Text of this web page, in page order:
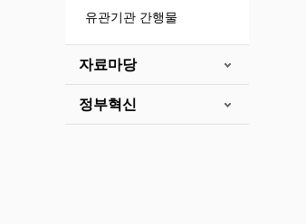
유관기관 간행물
자료마당
정부혁신